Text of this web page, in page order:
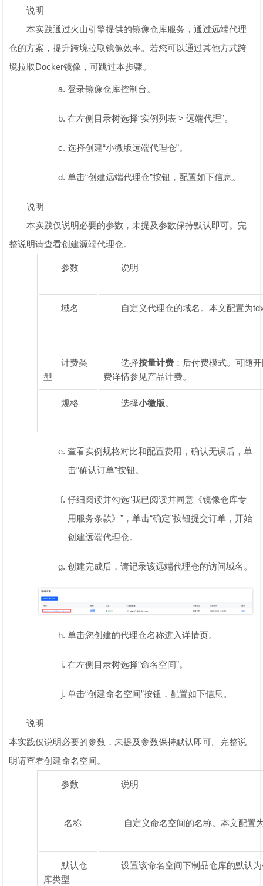
说明
本实践通过火山引擎提供的镜像仓库服务，通过远端代理
仓的方案，提升跨境拉取镜像效率。若您可以通过其他方式跨
境拉取Docker镜像，可跳过本步骤。
登录镜像仓库控制台。
在左侧目录树选择“实例列表 > 远端代理”。
选择创建“小微版远端代理仓”。
单击“创建远端代理仓”按钮，配置如下信息。
说明
本实践仅说明必要的参数，未提及参数保持默认即可。完
整说明请查看创建源端代理仓。
参数 说明
域名 自定义代理仓的域名。本文配置为
计费类
型
选择按量计费 ：后付费模式。可随
费详情参见产品计费。
规格 选择小微版。
查看实例规格对比和配置费用，确认无误后，单
击“确认订单”按钮。
仔细阅读并勾选“我已阅读并同意《镜像仓库专
用服务条款》”，单击“确定”按钮提交订单，开始
创建远端代理仓。
创建完成后，请记录该远端代理仓的访问域名。
单击您创建的代理仓名称进入详情页。
在左侧目录树选择“命名空间”。
单击“创建命名空间”按钮，配置如下信息。
说明
本实践仅说明必要的参数，未提及参数保持默认即可。完整说
明请查看创建命名空间。
参数 说明
名称 自定义命名空间的名称。本文配置
默认仓
库类型
设置该命名空间下制品仓库的默认为